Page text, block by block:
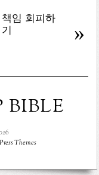
책임 회피하
기
»
BIBLE
Themes